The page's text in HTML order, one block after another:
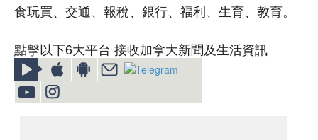
食玩買、交通、報稅、銀行、福利、生育、教育。
點擊以下6大平台 接收加拿大新聞及生活資訊